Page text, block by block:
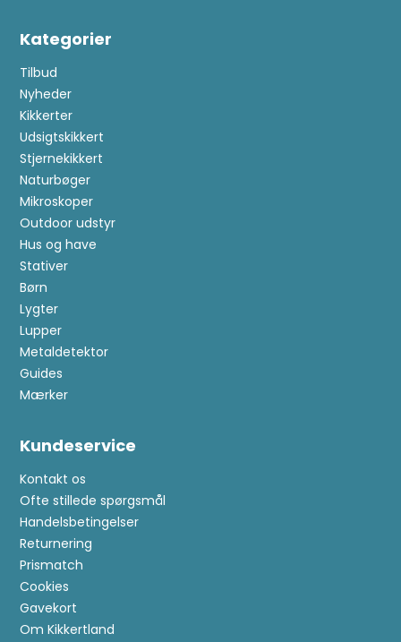
Kategorier
Tilbud
Nyheder
Kikkerter
Udsigtskikkert
Stjernekikkert
Naturbøger
Mikroskoper
Outdoor udstyr
Hus og have
Stativer
Børn
Lygter
Lupper
Metaldetektor
Guides
Mærker
Kundeservice
Kontakt os
Ofte stillede spørgsmål
Handelsbetingelser
Returnering
Prismatch
Cookies
Gavekort
Om Kikkertland